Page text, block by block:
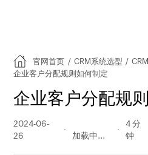
官网首页 / CRM系统选型 /
企业客户分配规则如何制定
企业客户分配规
2024-06-
26
量
4 分
钟